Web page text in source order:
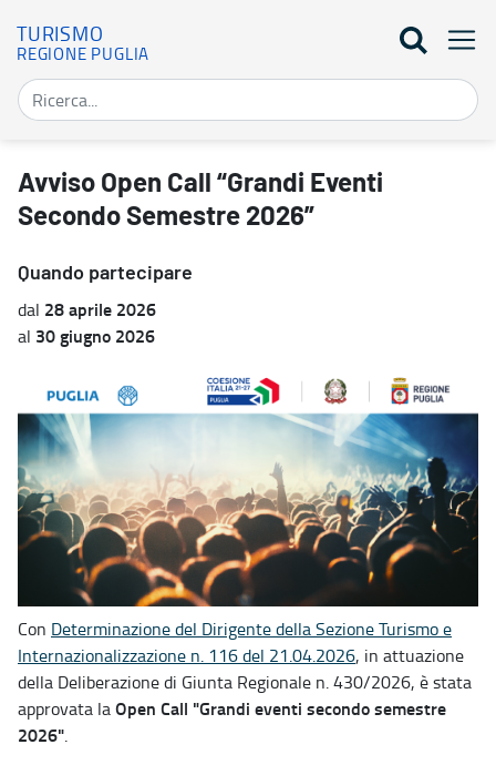
TURISMO
REGIONE PUGLIA
Avviso Open Call “Grandi Eventi Secondo Semestre 2026” -
Avviso Open Call “Grandi Eventi
Secondo Semestre 2026”
Quando partecipare
dal 28 aprile 2026
al 30 giugno 2026
Con Determinazione del Dirigente della Sezione Turismo e
Internazionalizzazione n. 116 del 21.04.2026, in attuazione
della Deliberazione di Giunta Regionale n. 430/2026, è stata
approvata laOpen Call "Grandi eventi secondo semestre
2026".